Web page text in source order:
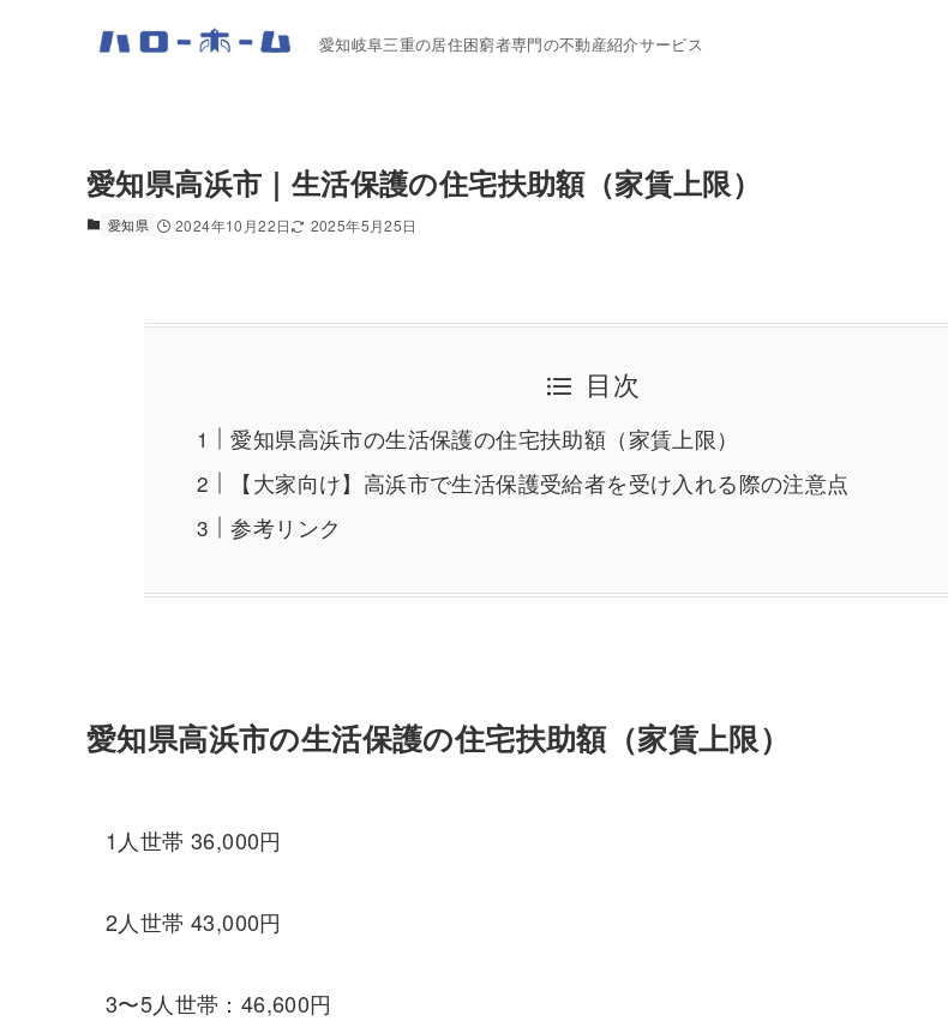
愛知岐阜三重の居住困窮者専門の不動産紹介サービス
愛知県高浜市｜生活保護の住宅扶助額（家賃上限）
愛知県 2024年10月22日 2025年5月25日
目次
愛知県高浜市の生活保護の住宅扶助額（家賃上限）
【大家向け】高浜市で生活保護受給者を受け入れる際の注意点
参考リンク
愛知県高浜市の生活保護の住宅扶助額（家賃上限）
1人世帯 36,000円
2人世帯 43,000円
3〜5人世帯：46,600円